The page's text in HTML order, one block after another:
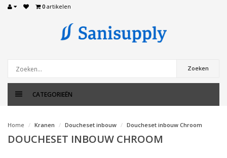
0 artikelen
Zoeken
CATEGORIEËN
Home Kranen Doucheset inbouw Doucheset inbouw Chroom
DOUCHESET INBOUW CHROOM